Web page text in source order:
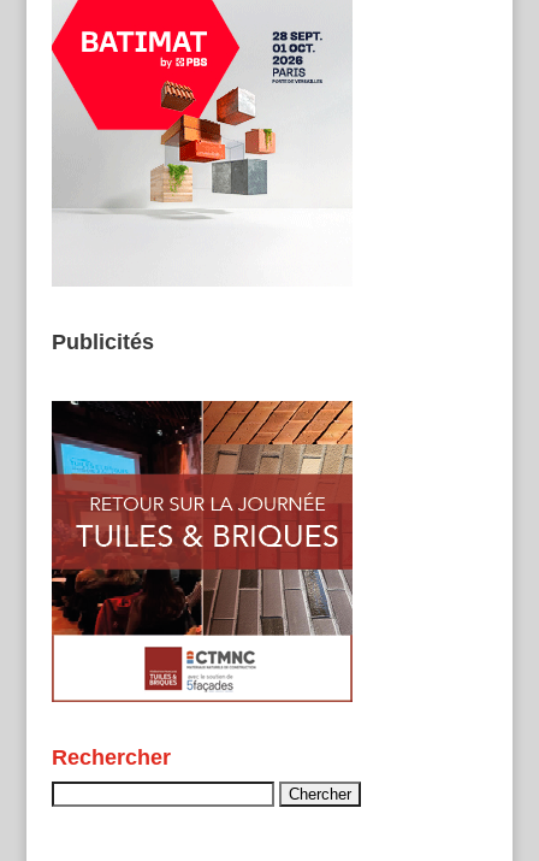
Publicités
Rechercher